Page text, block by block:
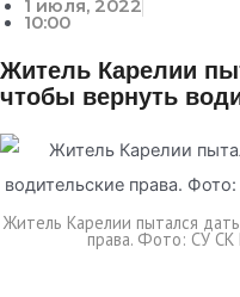
1 июля, 2022
10:00
Житель Карелии
чтобы вернуть
Житель Карелии пытался
права. Фото: СУ СК